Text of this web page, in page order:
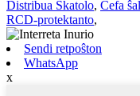
Distribua Skatolo, Ĉefa
RCD-protektanto,
Sendi retpoŝton
WhatsApp
x